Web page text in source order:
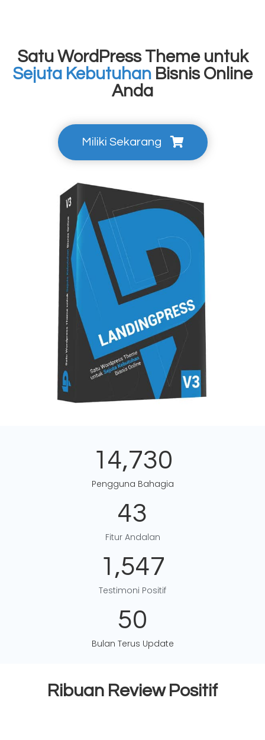
Satu WordPress Theme untuk
Sejuta Kebutuhan Bisnis Online
Anda
Miliki Sekarang
Pengguna Bahagia
14,730
Fitur Andalan
43
Testimoni Positif
1,547
Bulan Terus Update
50
Ribuan Review Positif